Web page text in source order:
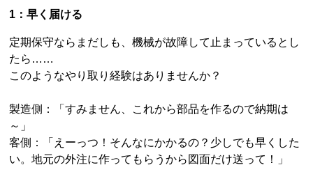
1：早く届ける
定期保守ならまだしも、機械が故障して止まっているとし
たら……
このようなやり取り経験はありませんか？
製造側：「すみません、これから部品を作るので納期は
～」
客側：「えーっつ！そんなにかかるの？少しでも早くした
い。地元の外注に作ってもらうから図面だけ送って！」